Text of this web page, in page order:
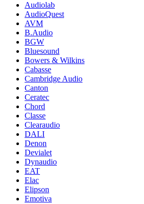
Audiolab
AudioQuest
AVM
B.Audio
BGW
Bluesound
Bowers & Wilkins
Cabasse
Cambridge Audio
Canton
Ceratec
Chord
Classe
Clearaudio
DALI
Denon
Devialet
Dynaudio
EAT
Elac
Elipson
Emotiva